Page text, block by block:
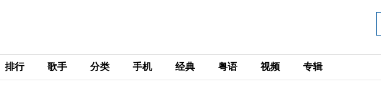
排行 歌手 分类 手机 经典 粤语 视频 专辑